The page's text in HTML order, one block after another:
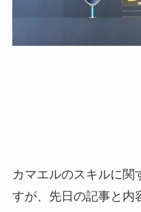
カマエルのスキルに関
すが、先日の記事と内